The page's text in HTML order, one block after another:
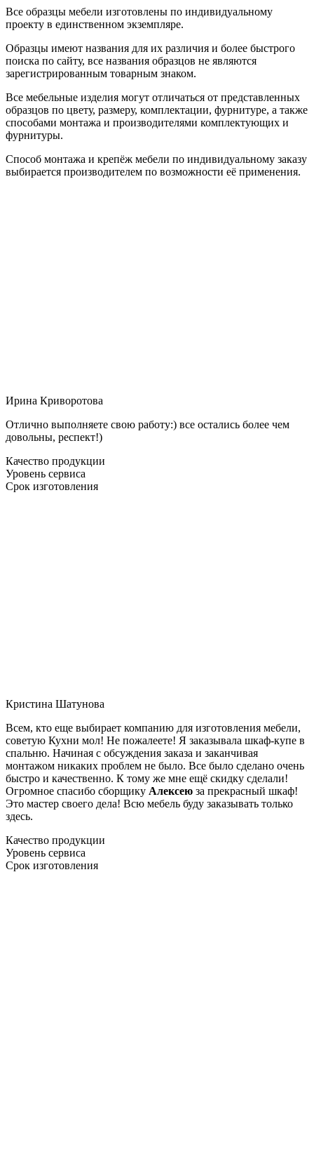
Все образцы мебели изготовлены по индивидуальному
проекту в единственном экземпляре.
Образцы имеют названия для их различия и более быстрого
поиска по сайту, все названия образцов не являются
зарегистрированным товарным знаком.
Все мебельные изделия могут отличаться от представленных
образцов по цвету, размеру, комплектации, фурнитуре, а также
способами монтажа и производителями комплектующих и
фурнитуры.
Способ монтажа и крепёж мебели по индивидуальному заказу
выбирается производителем по возможности её применения.
Ирина Криворотова
Отлично выполняете свою работу:) все остались более чем
довольны, респект!)
Качество продукции
Уровень сервиса
Срок изготовления
Кристина Шатунова
Всем, кто еще выбирает компанию для изготовления мебели,
советую Кухни мол! Не пожалеете! Я заказывала шкаф-купе в
спальню. Начиная с обсуждения заказа и заканчивая
монтажом никаких проблем не было. Все было сделано очень
быстро и качественно. К тому же мне ещё скидку сделали!
Огромное спасибо сборщику Алексею за прекрасный шкаф!
Это мастер своего дела! Всю мебель буду заказывать только
здесь.
Качество продукции
Уровень сервиса
Срок изготовления